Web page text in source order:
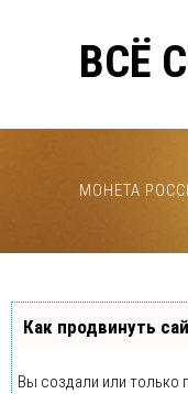
ВСЁ
МОНЕТА
Как продвинуть
Вы создали или только